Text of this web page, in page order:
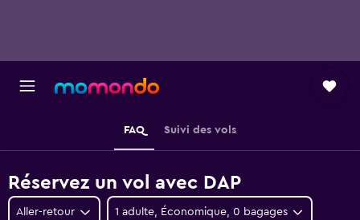
FAQ Suivi des vols
Réservez un vol avec DAP
Aller-retour 1 adulte, Économique, 0 bagages